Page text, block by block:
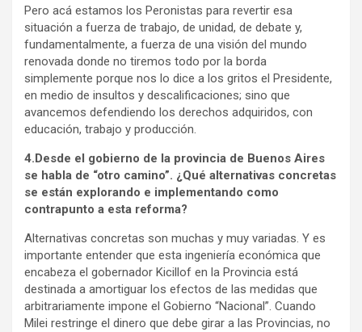
Pero acá estamos los Peronistas para revertir esa
situación a fuerza de trabajo, de unidad, de debate y,
fundamentalmente, a fuerza de una visión del mundo
renovada donde no tiremos todo por la borda
simplemente porque nos lo dice a los gritos el Presidente,
en medio de insultos y descalificaciones; sino que
avancemos defendiendo los derechos adquiridos, con
educación, trabajo y producción.
4.Desde el gobierno de la provincia de Buenos Aires
se habla de “otro camino”. ¿Qué alternativas concretas
se están explorando e implementando como
contrapunto a esta reforma?
Alternativas concretas son muchas y muy variadas. Y es
importante entender que esta ingeniería económica que
encabeza el gobernador Kicillof en la Provincia está
destinada a amortiguar los efectos de las medidas que
arbitrariamente impone el Gobierno “Nacional”. Cuando
Milei restringe el dinero que debe girar a las Provincias, no